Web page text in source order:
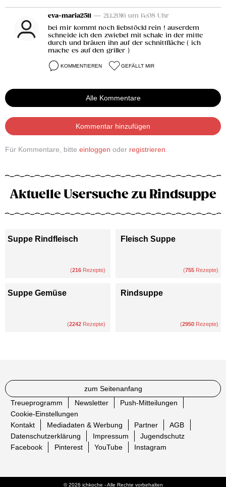
eva-maria2511 — 21.1.2016 um 14:08 Uhr
bei mir kommt noch liebstöckl rein ! auserdem
schneide ich den zwiebel mit schale in der mitte
durch und bräuen ihn auf der schnittfläche ( ich
mache es auf den griller )
KOMMENTIEREN GEFÄLLT MIR
Alle Kommentare
Kommentar hinzufügen
Für Kommentare, bitte einloggen oder registrieren
Aktuelle Usersuche zu Rindsuppe
Suppe Rindfleisch
(216 Rezepte)
Fleisch Suppe
(755 Rezepte)
Suppe Gemüse
(2242 Rezepte)
Rindsuppe
(2950 Rezepte)
zum Seitenanfang
Treueprogramm
Newsletter
Push-Mitteilungen
Cookie-Einstellungen
Kontakt
Mediadaten & Werbung Partner
AGB
Datenschutzerklärung
Impressum
Jugendschutz
Facebook
Pinterest YouTube Instagram
© 2026 ichkoche - Alle Rechte vorbehalten